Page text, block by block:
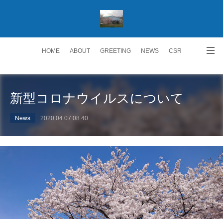
HOME ABOUT GREETING NEWS CSR
ACCESS RECRUIT 求人情報 Facebook
新型コロナウイルスについて
News 2020.04.07 08:40